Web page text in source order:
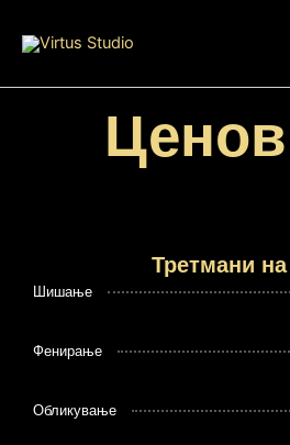
Третмани на
Шишање
Фенирање
Обликување